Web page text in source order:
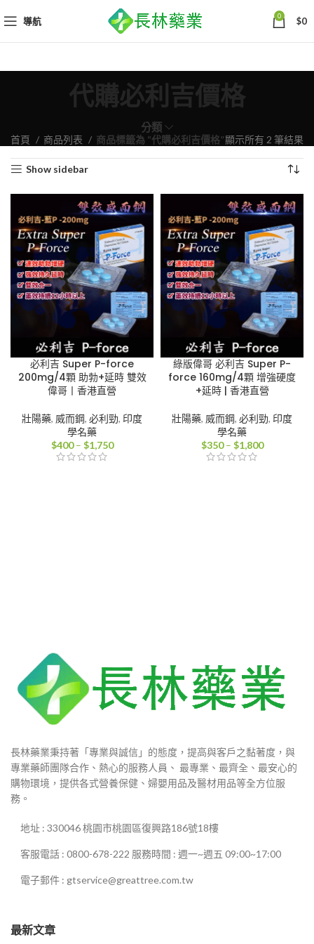
導航 0 $0
代購必利吉價格
分類
首頁 商品列表 商品標籤為 “代購必利吉價格”顯示所有 2 筆結果
Show sidebar
必利吉 Super P-force
200mg/4顆 助勃+延時 雙效
偉哥丨香港直營
壯陽藥, 威而鋼, 必利勁, 印度
學名藥
$400 – $1,750價
綠版偉哥 必利吉 Super P-
force 160mg/4顆 增強硬度
+延時 | 香港直營
壯陽藥, 威而鋼, 必利勁, 印度
學名藥
$350 – $1,800價
長林藥業秉持著「專業與誠信」的態度，提高與客戶之黏著度，與
專業藥師團隊合作、熱心的服務人員、 最專業、最齊全、最安心的
購物環境，提供各式營養保健、婦嬰用品及醫材用品等全方位服
務。
地址 : 330046 桃園市桃園區復興路186號18樓
客服電話 : 0800-678-222 服務時間 : 週一~週五 09:00~17:00
電子郵件 : gtservice@greattree.com.tw
最新文章